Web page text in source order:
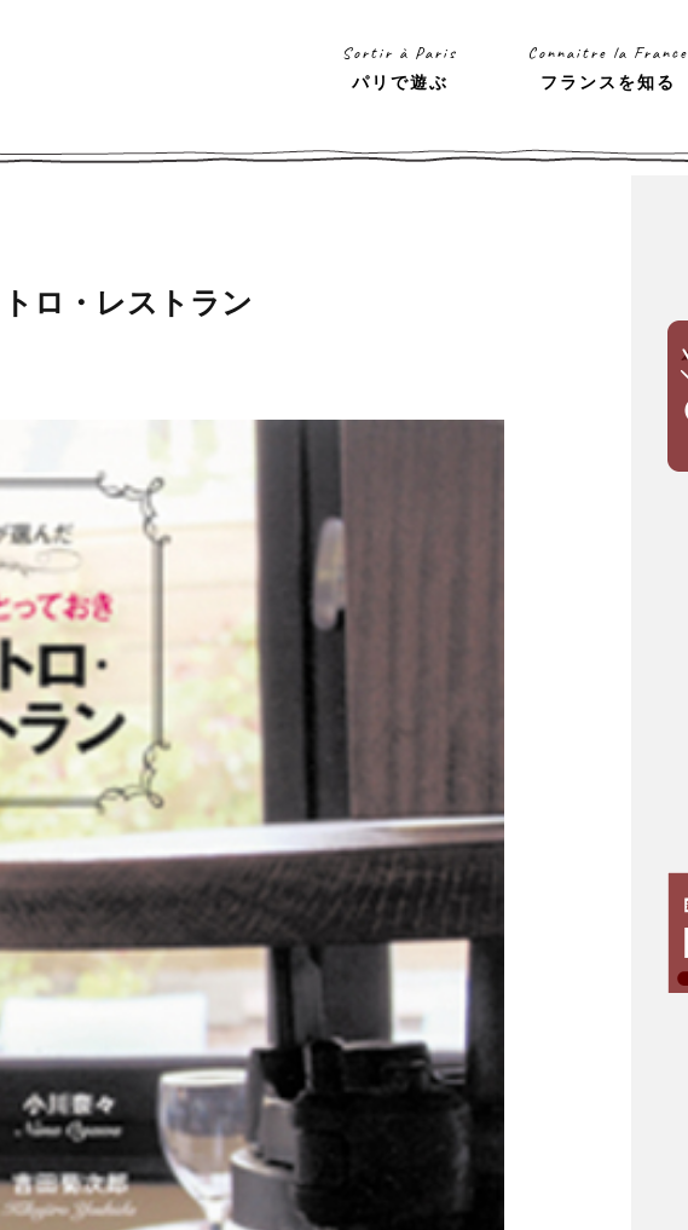
Sortir à Paris
パリで遊ぶ
Connaitre la France
フランスを知る
ロ・レストラン